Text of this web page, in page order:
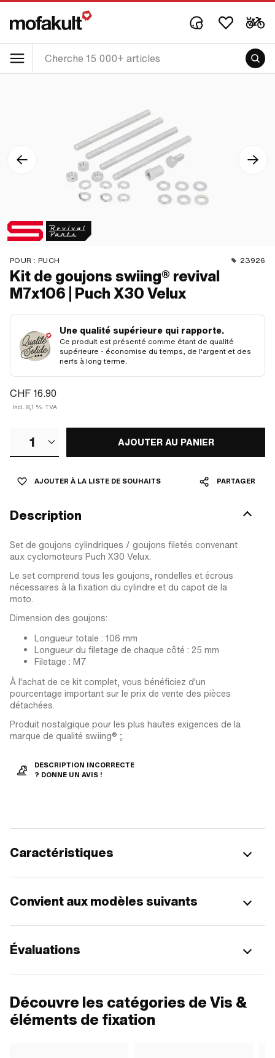
POUR : PUCH 23926
Kit de goujons swiing® revival
M7x106 | Puch X30 Velux
Une qualité supérieure qui rapporte.
Ce produit est présenté comme étant de qualité
supérieure - économise du temps, de l'argent et des
nerfs à long terme.
CHF 16.90
Incl. 8,1 % TVA
1 AJOUTER AU PANIER
AJOUTER À LA LISTE DE SOUHAITS PARTAGER
Description
Set de goujons cylindriques / goujons filetés convenant
aux cyclomoteurs Puch X30 Velux.
Le set comprend tous les goujons, rondelles et écrous
nécessaires à la fixation du cylindre et du capot de la
moto.
Dimension des goujons:
Longueur totale : 106 mm
Longueur du filetage de chaque côté : 25 mm
Filetage : M7
À l'achat de ce kit complet, vous bénéficiez d'un
pourcentage important sur le prix de vente des pièces
détachées.
Produit nostalgique pour les plus hautes exigences de la
marque de qualité swiing® ;.
DESCRIPTION INCORRECTE
? DONNE UN AVIS !
Caractéristiques
Convient aux modèles suivants
Évaluations
Découvre les catégories de Vis &
éléments de fixation